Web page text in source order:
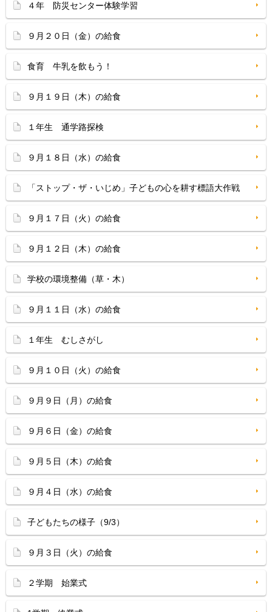
４年 防災センター体験学習
９月２０日（金）の給食
食育 牛乳を飲もう！
９月１９日（木）の給食
１年生 通学路探検
９月１８日（水）の給食
「ストップ・ザ・いじめ」子どもの心を耕す標語大作戦
９月１７日（火）の給食
９月１２日（木）の給食
学校の環境整備（草・木）
９月１１日（水）の給食
１年生 むしさがし
９月１０日（火）の給食
９月９日（月）の給食
９月６日（金）の給食
９月５日（木）の給食
９月４日（水）の給食
子どもたちの様子（9/3）
９月３日（火）の給食
２学期 始業式